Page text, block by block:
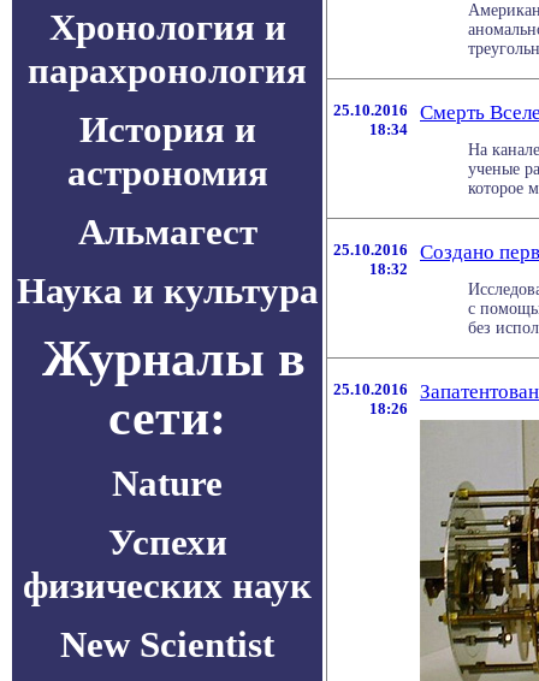
Хронология и
парахронология
История и
астрономия
Альмагест
Наука и культура
Журналы в
сети:
Nature
Успехи
физических наук
New Scientist
25.10.2016
18:34
Смерть
На
ученые
которое
25.10.2016
18:32
Создано
с
без
25.10.2016
18:26